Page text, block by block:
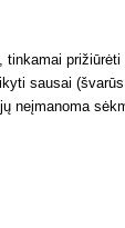
prižiūrėti
sausai
neįmanoma